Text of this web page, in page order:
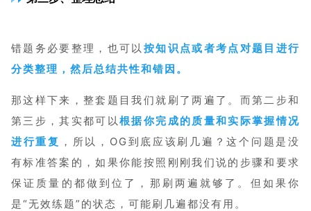
错题务必要整理，也可以 按知识点或者考点对题目进行
分类整理，然后总结共性和错因。
那这样下来，整套题目我们就刷了两遍了。而第二步和
第三步，其实都可以根据你完成的质量和实际掌握情况
进行重复 ，所以，OG到底应该刷几遍？这个问题是没
有标准答案的，如果你能按照刚刚我们说的步骤和要求
保证质量的都做到位了，那刷两遍就够了。但如果你
是“无效练题”的状态，可能刷几遍都没有用。